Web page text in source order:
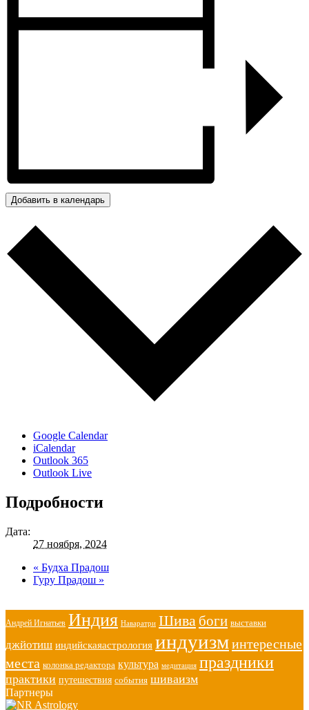
Добавить в календарь
Google Calendar
iCalendar
Outlook 365
Outlook Live
Подробности
Дата:
27 ноября, 2024
« Будха Прадош
Гуру Прадош »
Андрей Игнатьев Индия Наваратри Шива боги выставки
джйотиш индийскаяастрология индуизминтересные
места колонка редактора культура медитация праздники
практики путешествия события шиваизм
Партнеры